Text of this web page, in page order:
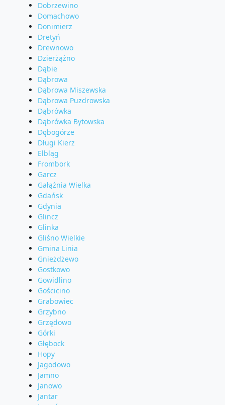
Dobrzewino
Domachowo
Donimierz
Dretyń
Drewnowo
Dzierżążno
Dąbie
Dąbrowa
Dąbrowa Miszewska
Dąbrowa Puzdrowska
Dąbrówka
Dąbrówka Bytowska
Dębogórze
Długi Kierz
Elbląg
Frombork
Garcz
Gałąźnia Wielka
Gdańsk
Gdynia
Glincz
Glinka
Gliśno Wielkie
Gmina Linia
Gnieżdżewo
Gostkowo
Gowidlino
Gościcino
Grabowiec
Grzybno
Grzędowo
Górki
Głębock
Hopy
Jagodowo
Jamno
Janowo
Jantar